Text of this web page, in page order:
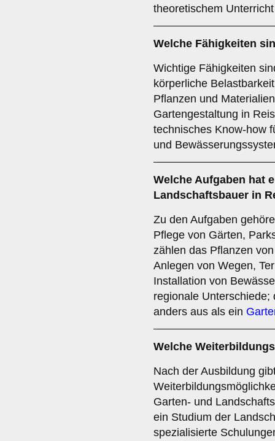
theoretischem
Welche Fähigkeiten
Wichtige Fähigkeiten
körperliche
Pflanzen und
Gartengestaltung in
technisches Know-how
und
Welche Aufgaben hat
Landschaftsbauer in
Zu den Aufgaben
Pflege von Gärten,
zählen das Pflanzen
Anlegen von Wegen,
Installation von
regionale
anders aus als ein
Welche
Nach der Ausbildung
Garten- und
ein Studium der
spezialisierte